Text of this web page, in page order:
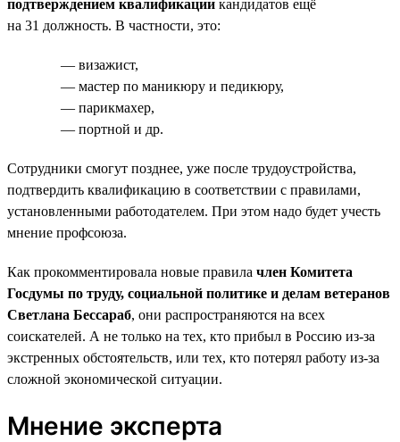
подтверждением квалификации кандидатов ещё
на 31 должность. В частности, это:
— визажист,
— мастер по маникюру и педикюру,
— парикмахер,
— портной и др.
Сотрудники смогут позднее, уже после трудоустройства,
подтвердить квалификацию в соответствии с правилами,
установленными работодателем. При этом надо будет учесть
мнение профсоюза.
Как прокомментировала новые правила член Комитета
Госдумы по труду, социальной политике и делам ветеранов
Светлана Бессараб, они распространяются на всех
соискателей. А не только на тех, кто прибыл в Россию из-за
экстренных обстоятельств, или тех, кто потерял работу из-за
сложной экономической ситуации.
Мнение эксперта